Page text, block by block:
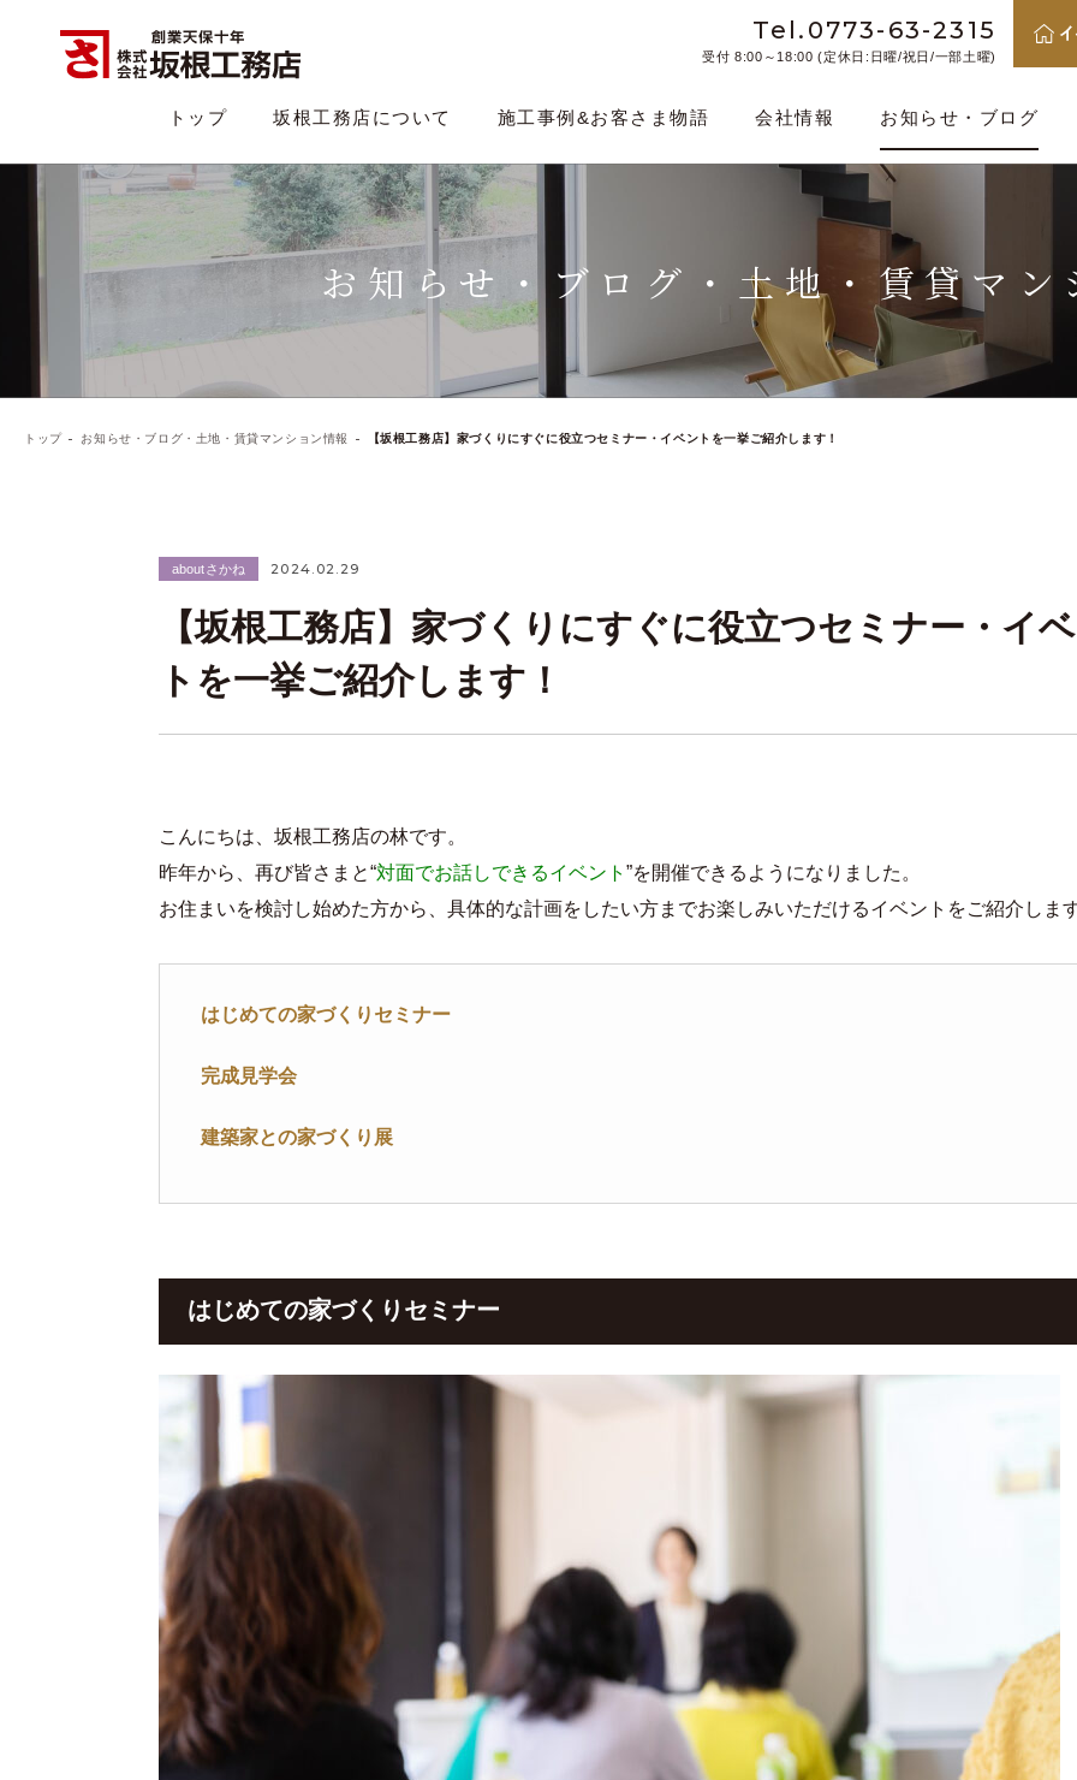
Tel.0773-63-2315
受付 8:00～18:00 (定休日:日曜/祝日/一部土曜)
トップ 坂根工務店について 施工事例&お客さま物語 会社情報 お知らせ・ブログ
お知らせ・ブログ・ 土地・賃貸マ
トップ お知らせ・ブログ・土地・賃貸マンション情報 【坂根工務店】家づくりにすぐに役立つセミナー・イベントを一挙ご紹介します！
aboutさかね 2024.02.29
【坂根工務店】家づくりにすぐに役立つセミナー・イ
トを一挙ご紹介します！
こんにちは、坂根工務店の林です。
昨年から、再び皆さまと“対面でお話しできるイベント ”を開催できるようになりました。
お住まいを検討し始めた方から、具体的な計画をしたい方までお楽しみいただけるイベントをご紹介しま
はじめての家づくりセミナー
完成見学会
建築家との家づくり展
はじめての家づくりセミナー